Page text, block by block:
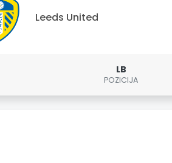
Leeds United
LB
POZICIJA